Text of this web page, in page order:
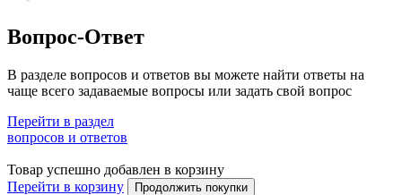
Вопрос-Ответ
В разделе вопросов и ответов вы можете найти ответы на
чаще всего задаваемые вопросы или задать свой вопрос
Перейти в раздел
вопросов и ответов
Товар успешно добавлен в корзину
Перейти в корзину
Продолжить покупки